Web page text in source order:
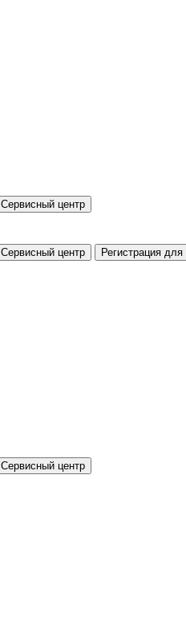
Сервисный центр
Сервисный центр
Сервисный центр